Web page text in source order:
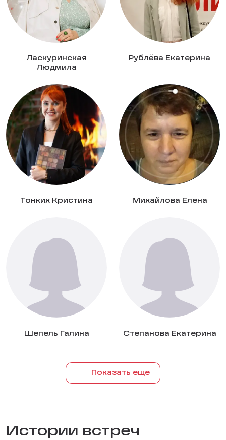
Ласкуринская
Людмила
Рублёва Екатерина
Тонких Кристина Михайлова Елена
Шепель Галина Степанова Екатерина
Показать еще
Истории встреч